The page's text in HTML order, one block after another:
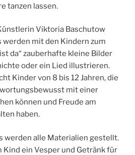
tanzen lassen.
Viktoria Baschutow
werden mit den Kindern zum
da“ zauberhafte kleine Bilder
oder ein Lied illustrieren.
Kinder von 8 bis 12 Jahren, die
mit einer
können und Freude am
haben.
werden alle Materialien gestellt.
Kind ein Vesper und Getränk für